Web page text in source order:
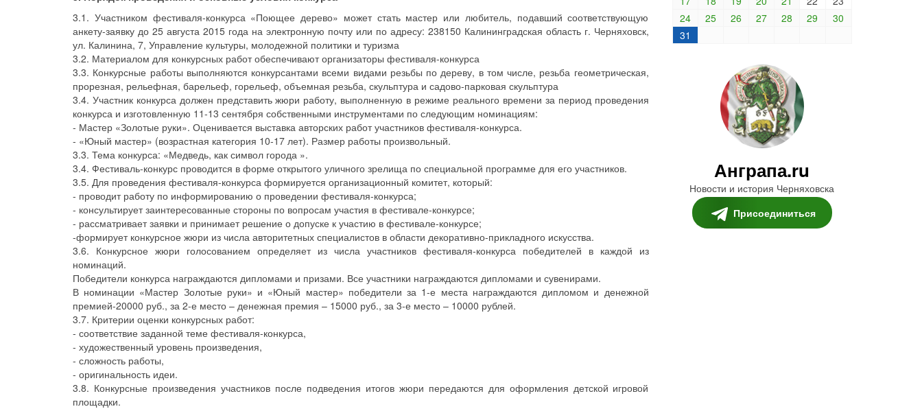
3.1. Участником фестиваля-конкурса «Поющее дерево» может стать мастер или любитель, подавший соответствующую
анкету-заявку до 25 августа 2015 года на электронную почту или по адресу: 238150 Калининградская область г. Черняховск,
ул. Калинина, 7, Управление культуры, молодежной политики и туризма
3.2. Материалом для конкурсных работ обеспечивают организаторы фестиваля-конкурса
3.3. Конкурсные работы выполняются конкурсантами всеми видами резьбы по дереву, в том числе, резьба геометрическая,
прорезная, рельефная, барельеф, горельеф, объемная резьба, скульптура и садово-парковая скульптура
3.4. Участник конкурса должен представить жюри работу, выполненную в режиме реального времени за период проведения
конкурса и изготовленную 11-13 сентября собственными инструментами по следующим номинациям:
- Мастер «Золотые руки». Оценивается выставка авторских работ участников фестиваля-конкурса.
- «Юный мастер» (возрастная категория 10-17 лет). Размер работы произвольный.
3.3. Тема конкурса: «Медведь, как символ города ».
3.4. Фестиваль-конкурс проводится в форме открытого уличного зрелища по специальной программе для его участников.
3.5. Для проведения фестиваля-конкурса формируется организационный комитет, который:
- проводит работу по информированию о проведении фестиваля-конкурса;
- консультирует заинтересованные стороны по вопросам участия в фестивале-конкурсе;
- рассматривает заявки и принимает решение о допуске к участию в фестивале-конкурсе;
-формирует конкурсное жюри из числа авторитетных специалистов в области декоративно-прикладного искусства.
3.6. Конкурсное жюри голосованием определяет из числа участников фестиваля-конкурса победителей в каждой из
номинаций.
Победители конкурса награждаются дипломами и призами. Все участники награждаются дипломами и сувенирами.
В номинации «Мастер Золотые руки» и «Юный мастер» победители за 1-е места награждаются дипломом и денежной
премией-20000 руб., за 2-е место – денежная премия – 15000 руб., за 3-е место – 10000 рублей.
3.7. Критерии оценки конкурсных работ:
- соответствие заданной теме фестиваля-конкурса,
- художественный уровень произведения,
- сложность работы,
- оригинальность идеи.
3.8. Конкурсные произведения участников после подведения итогов жюри передаются для оформления детской игровой
площадки.
24
25 26 27 28 29
30
31
Анграпа.ru
Новости и история Черняховска
Присоединиться